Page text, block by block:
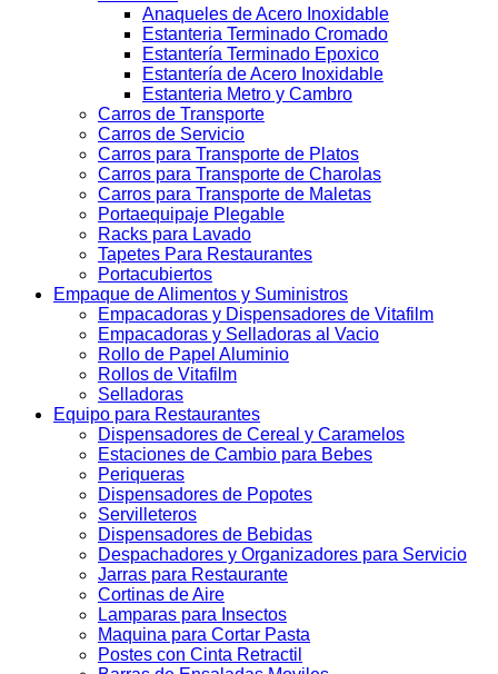
Anaqueles de Acero Inoxidable
Estanteria Terminado Cromado
Estantería Terminado Epoxico
Estantería de Acero Inoxidable
Estanteria Metro y Cambro
Carros de Transporte
Carros de Servicio
Carros para Transporte de Platos
Carros para Transporte de Charolas
Carros para Transporte de Maletas
Portaequipaje Plegable
Racks para Lavado
Tapetes Para Restaurantes
Portacubiertos
Empaque de Alimentos y Suministros
Empacadoras y Dispensadores de Vitafilm
Empacadoras y Selladoras al Vacio
Rollo de Papel Aluminio
Rollos de Vitafilm
Selladoras
Equipo para Restaurantes
Dispensadores de Cereal y Caramelos
Estaciones de Cambio para Bebes
Periqueras
Dispensadores de Popotes
Servilleteros
Dispensadores de Bebidas
Despachadores y Organizadores para Servicio
Jarras para Restaurante
Cortinas de Aire
Lamparas para Insectos
Maquina para Cortar Pasta
Postes con Cinta Retractil